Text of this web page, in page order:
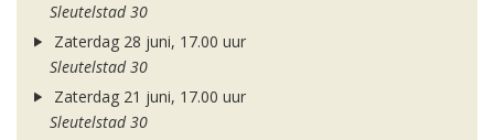
Sleutelstad 30
Zaterdag 28 juni, 17.00 uur
Sleutelstad 30
Zaterdag 21 juni, 17.00 uur
Sleutelstad 30